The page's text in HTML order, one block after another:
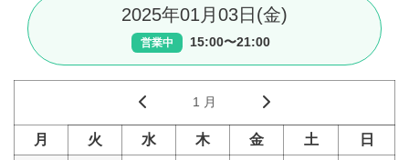
2025年01月03日(金)
営業中 15:00〜21:00
1 月
月 火 水 木 金 土 日